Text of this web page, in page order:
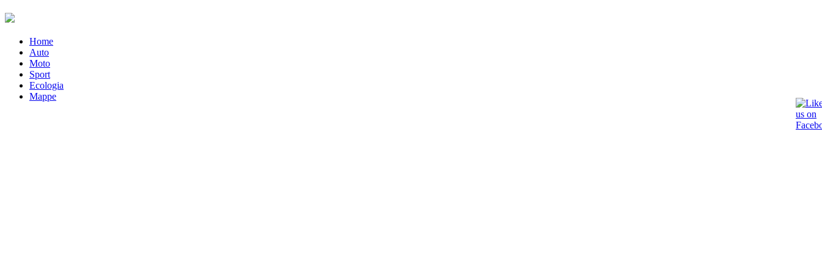
Home
Auto
Moto
Sport
Ecologia
Mappe